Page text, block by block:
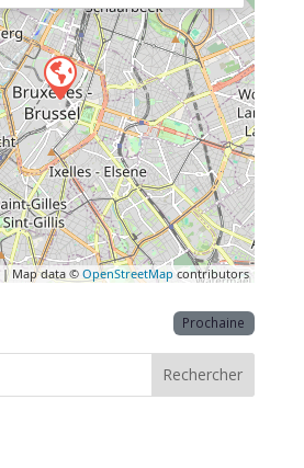
| Map data ©OpenStreetMapcontributors
Prochaine
Rechercher